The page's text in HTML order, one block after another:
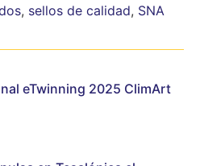
, sellos de calidad, SNA
eTwinning 2025 ClimArt